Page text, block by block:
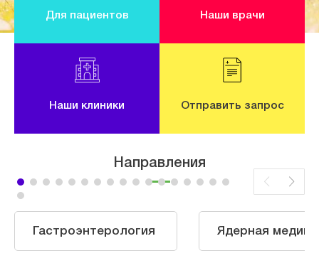
Для пациентов Наши врачи
Наши клиники Отправить запрос
Направления
Гастроэнтерология Ядерная